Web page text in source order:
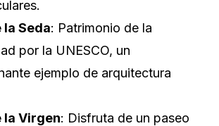
la Seda: Patrimonio de la
por la UNESCO, un
ejemplo de arquitectura
la Virgen: Disfruta de un paseo